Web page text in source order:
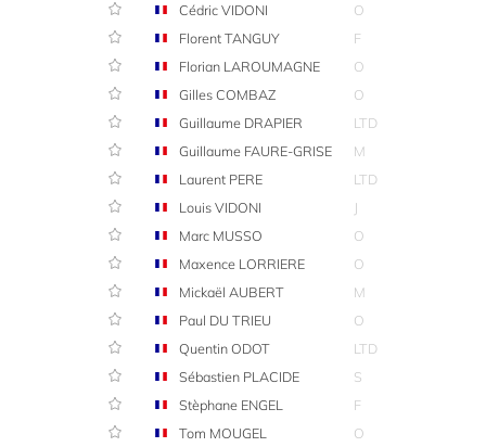
Cédric VIDONI
O
Florent TANGUY
F
Florian LAROUMAGNE
O
Gilles COMBAZ
O
Guillaume DRAPIER
LTD
Guillaume FAURE-GRISE
M
Laurent PERE
LTD
Louis VIDONI
J
Marc MUSSO
O
Maxence LORRIERE
O
Mickaël AUBERT
M
Paul DU TRIEU
O
Quentin ODOT
LTD
Sébastien PLACIDE
S
Stèphane ENGEL
F
Tom MOUGEL
O